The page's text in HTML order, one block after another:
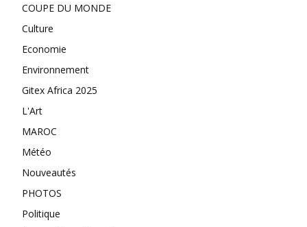
COUPE DU MONDE
Culture
Economie
Environnement
Gitex Africa 2025
L'Art
MAROC
Météo
Nouveautés
PHOTOS
Politique